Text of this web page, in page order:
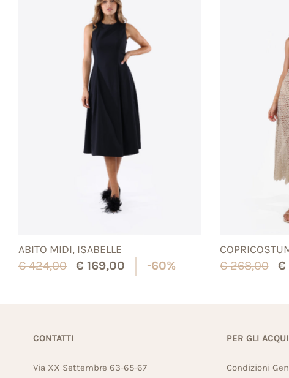
ABITO MIDI, ISABELLE
€424,00 € 169,00 -60% €268,00 €
CONTATTI
Via XX Settembre 63-65-67
PER GLI
Condizioni